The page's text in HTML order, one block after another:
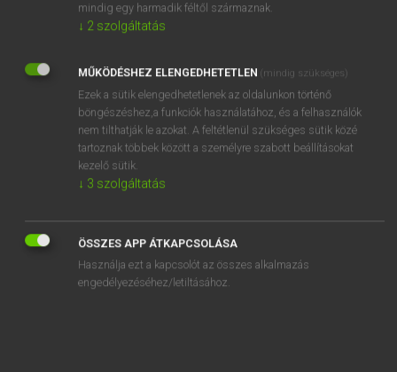
REGISZTRÁCIÓ
EURÓPAI UNIÓS TERMINOLÓGIAI SZÓTÁR
Kapcsolódó anyagok
langue de travail
langue principale
Langusten
mindig egy harmadik féltől származnak.
↓ 2 szolgáltatás
MŰKÖDÉSHEZ ELENGEDHETETLEN (mindig szükséges)
Ezek a sütik elengedhetetlenek az oldalunkon történő
böngészéshez,a funkciók használatához, és a felhasználók
nem tilthatják le azokat. A feltétlenül szükséges sütik közé
tartoznak többek között a személyre szabott beállításokat
kezelő sütik.
↓ 3 szolgáltatás
ÖSSZES APP ÁTKAPCSOLÁSA
Használja ezt a kapcsolót az összes alkalmazás
engedélyezéséhez/letiltásához.